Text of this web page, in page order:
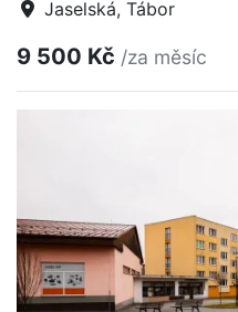
Jaselská, Tábor
9 500 Kč /za měsíc